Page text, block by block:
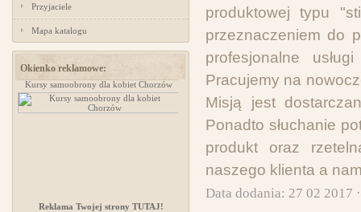
Przyjaciele
Mapa katalogu
Okienko reklamowe:
Kursy samoobrony dla kobiet Chorzów projektowanie stron www
Reklama Twojej strony TUTAJ!
produktowej typu
przeznaczeniem do
profesjonalne
Pracujemy na
Misją jest
Ponadto słuchanie
produkt oraz
naszego klienta a
Data dodania: 27 02 2017